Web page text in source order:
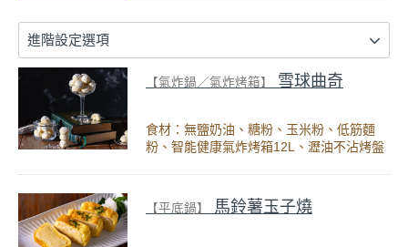
進階設定選項
【氣炸鍋／氣炸烤箱】 雪球曲奇
食材：無鹽奶油、糖粉、玉米粉、低筋麵
粉、智能健康氣炸烤箱12L、瀝油不沾烤盤
【平底鍋】 馬鈴薯玉子燒